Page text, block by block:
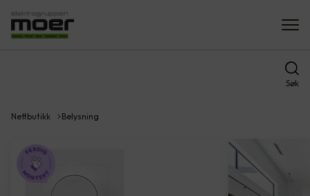
Søk
Nettbutikk Belysning